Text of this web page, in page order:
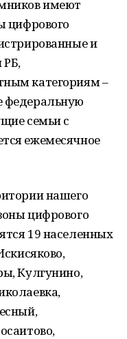
имеют
цифрового
и
категориям –
федеральную
семьи с
ежемесячное
нашего
цифрового
19 населенных
Кулгунино,